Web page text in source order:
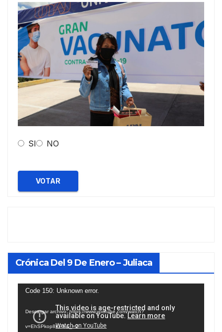
SI NO
VOTAR
Crónica Del 9 De Enero – Juliaca
Reproductor
vídeo
Code 150: Unknown error.
Descargar archivo: https://www.youtube.com/watch?
v=EhSPkop8KPY&_=2